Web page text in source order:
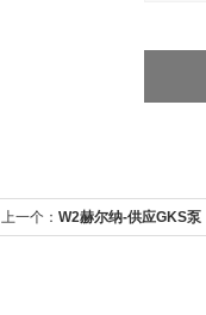
上一个： W2赫尔纳-供应GKS泵